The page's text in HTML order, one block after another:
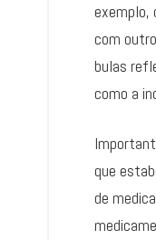
exemplo,
com
bulas
como a
que
de